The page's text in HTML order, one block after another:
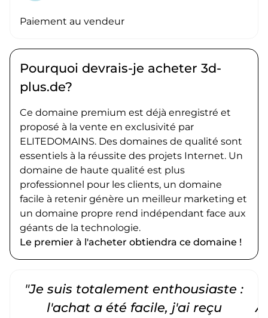
Paiement au vendeur
Pourquoi devrais-je acheter 3d-
plus.de?
Ce domaine premium est déjà enregistré et
proposé à la vente en exclusivité par
ELITEDOMAINS. Des domaines de qualité sont
essentiels à la réussite des projets Internet. Un
domaine de haute qualité est plus
professionnel pour les clients, un domaine
facile à retenir génère un meilleur marketing et
un domaine propre rend indépendant face aux
géants de la technologie.
Le premier à l'acheter obtiendra ce domaine !
"Je suis totalement enthousiaste :
l'achat a été facile, j'ai reçu